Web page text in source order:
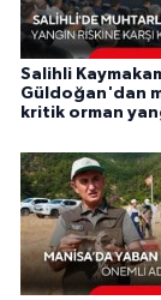
Salihli
Güldoğan'dan
kritik orman